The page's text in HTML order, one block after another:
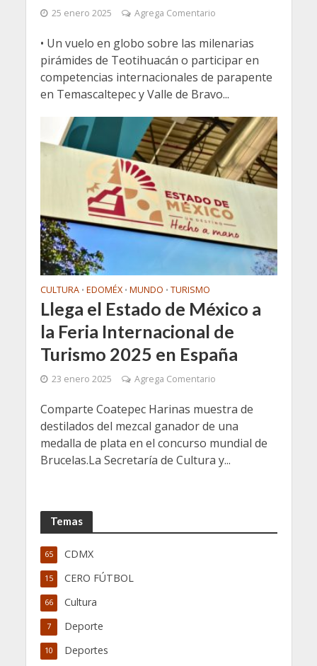
25 enero 2025 Agrega Comentario
• Un vuelo en globo sobre las milenarias
pirámides de Teotihuacán o participar en
competencias internacionales de parapente
en Temascaltepec y Valle de Bravo...
CULTURA • EDOMÉX • MUNDO • TURISMO
Llega el Estado de México a
la Feria Internacional de
Turismo 2025 en España
23 enero 2025 Agrega Comentario
Comparte Coatepec Harinas muestra de
destilados del mezcal ganador de una
medalla de plata en el concurso mundial de
Brucelas.La Secretaría de Cultura y...
Temas
CDMX
65
CERO FÚTBOL
15
Cultura
66
Deporte
7
Deportes
10